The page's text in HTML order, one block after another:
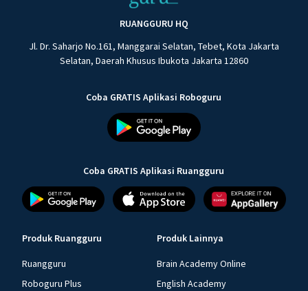
RUANGGURU HQ
Jl. Dr. Saharjo No.161, Manggarai Selatan, Tebet, Kota Jakarta
Selatan, Daerah Khusus Ibukota Jakarta 12860
Coba GRATIS Aplikasi Roboguru
Coba GRATIS Aplikasi Ruangguru
Produk Ruangguru
Ruangguru
Roboguru Plus
Produk Lainnya
Brain Academy Online
English Academy